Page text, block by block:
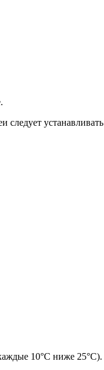
следует
10°C ниже 25°C).